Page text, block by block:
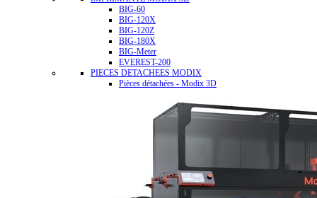
BIG-60
BIG-120X
BIG-120Z
BIG-180X
BIG-Meter
EVEREST-200
PIECES DETACHEES MODIX
Pièces détachées - Modix 3D